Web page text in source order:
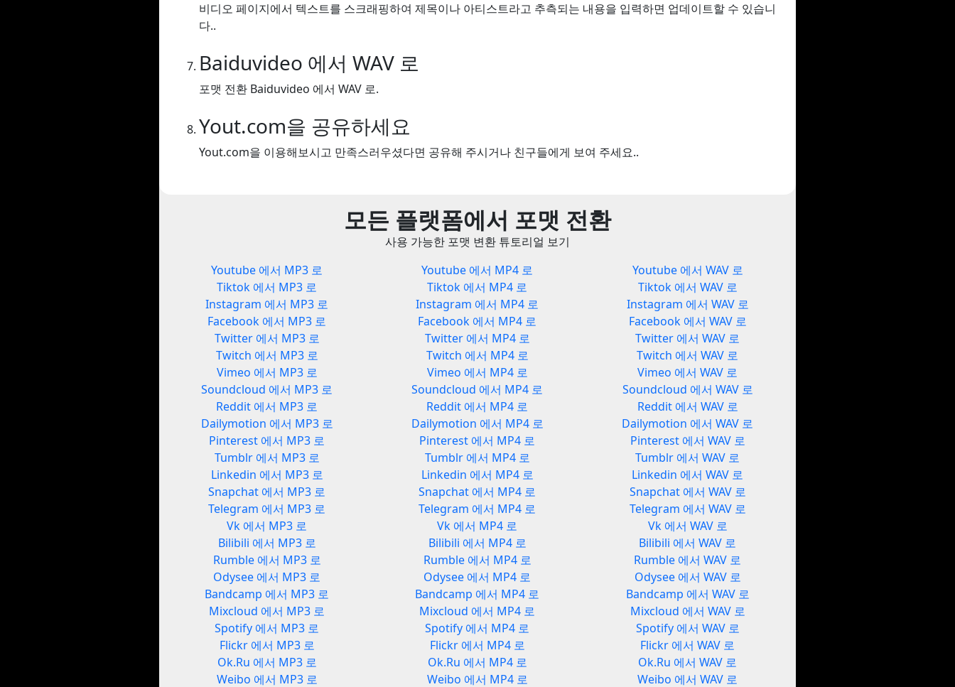
비디오 페이지에서 텍스트를 스크래핑하여 제목이나 아티스트라고 추측되는 내용을 입력하면 업데이트할 수 있습니
다..
Baiduvideo 에서 WAV 로
포맷 전환 Baiduvideo 에서 WAV 로.
Yout.com을 공유하세요
Yout.com을 이용해보시고 만족스러우셨다면 공유해 주시거나 친구들에게 보여 주세요..
모든 플랫폼에서 포맷 전환
사용 가능한 포맷 변환 튜토리얼 보기
Youtube 에서 MP3 로
Tiktok 에서 MP3 로
Instagram 에서 MP3 로
Facebook 에서 MP3 로
Twitter 에서 MP3 로
Twitch 에서 MP3 로
Vimeo 에서 MP3 로
Soundcloud 에서 MP3 로
Reddit 에서 MP3 로
Dailymotion 에서 MP3 로
Pinterest 에서 MP3 로
Tumblr 에서 MP3 로
Linkedin 에서 MP3 로
Snapchat 에서 MP3 로
Telegram 에서 MP3 로
Vk 에서 MP3 로
Bilibili 에서 MP3 로
Rumble 에서 MP3 로
Odysee 에서 MP3 로
Bandcamp 에서 MP3 로
Mixcloud 에서 MP3 로
Spotify 에서 MP3 로
Flickr 에서 MP3 로
Ok.Ru 에서 MP3 로
Weibo 에서 MP3 로
Youtube 에서 MP4 로
Tiktok 에서 MP4 로
Instagram 에서 MP4 로
Facebook 에서 MP4 로
Twitter 에서 MP4 로
Twitch 에서 MP4 로
Vimeo 에서 MP4 로
Soundcloud 에서 MP4 로
Reddit 에서 MP4 로
Dailymotion 에서 MP4 로
Pinterest 에서 MP4 로
Tumblr 에서 MP4 로
Linkedin 에서 MP4 로
Snapchat 에서 MP4 로
Telegram 에서 MP4 로
Vk 에서 MP4 로
Bilibili 에서 MP4 로
Rumble 에서 MP4 로
Odysee 에서 MP4 로
Bandcamp 에서 MP4 로
Mixcloud 에서 MP4 로
Spotify 에서 MP4 로
Flickr 에서 MP4 로
Ok.Ru 에서 MP4 로
Weibo 에서 MP4 로
Youtube 에서 WAV 로
Tiktok 에서 WAV 로
Instagram 에서 WAV 로
Facebook 에서 WAV 로
Twitter 에서 WAV 로
Twitch 에서 WAV 로
Vimeo 에서 WAV 로
Soundcloud 에서 WAV 로
Reddit 에서 WAV 로
Dailymotion 에서 WAV 로
Pinterest 에서 WAV 로
Tumblr 에서 WAV 로
Linkedin 에서 WAV 로
Snapchat 에서 WAV 로
Telegram 에서 WAV 로
Vk 에서 WAV 로
Bilibili 에서 WAV 로
Rumble 에서 WAV 로
Odysee 에서 WAV 로
Bandcamp 에서 WAV 로
Mixcloud 에서 WAV 로
Spotify 에서 WAV 로
Flickr 에서 WAV 로
Ok.Ru 에서 WAV 로
Weibo 에서 WAV 로